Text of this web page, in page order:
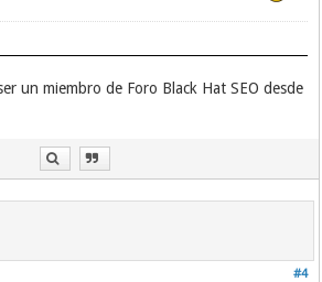
un miembro de Foro Black Hat SEO desde
#4